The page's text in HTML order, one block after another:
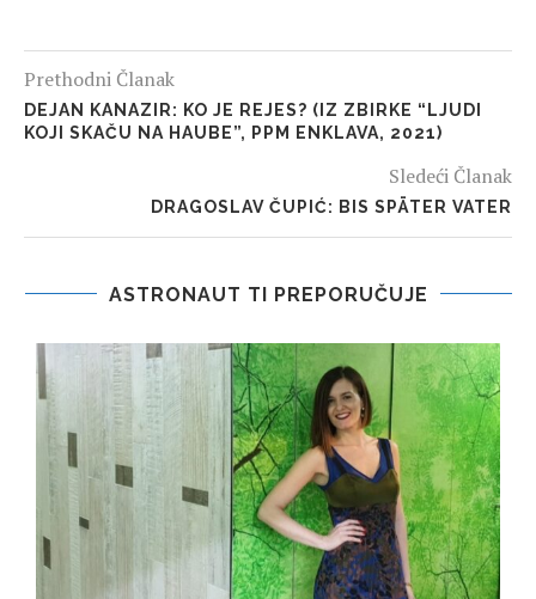
Prethodni Članak
DEJAN KANAZIR: KO JE REJES? (IZ ZBIRKE “LJUDI
KOJI SKAČU NA HAUBE”, PPM ENKLAVA, 2021)
Sledeći Članak
DRAGOSLAV ČUPIĆ: BIS SPÄTER VATER
ASTRONAUT TI PREPORUČUJE